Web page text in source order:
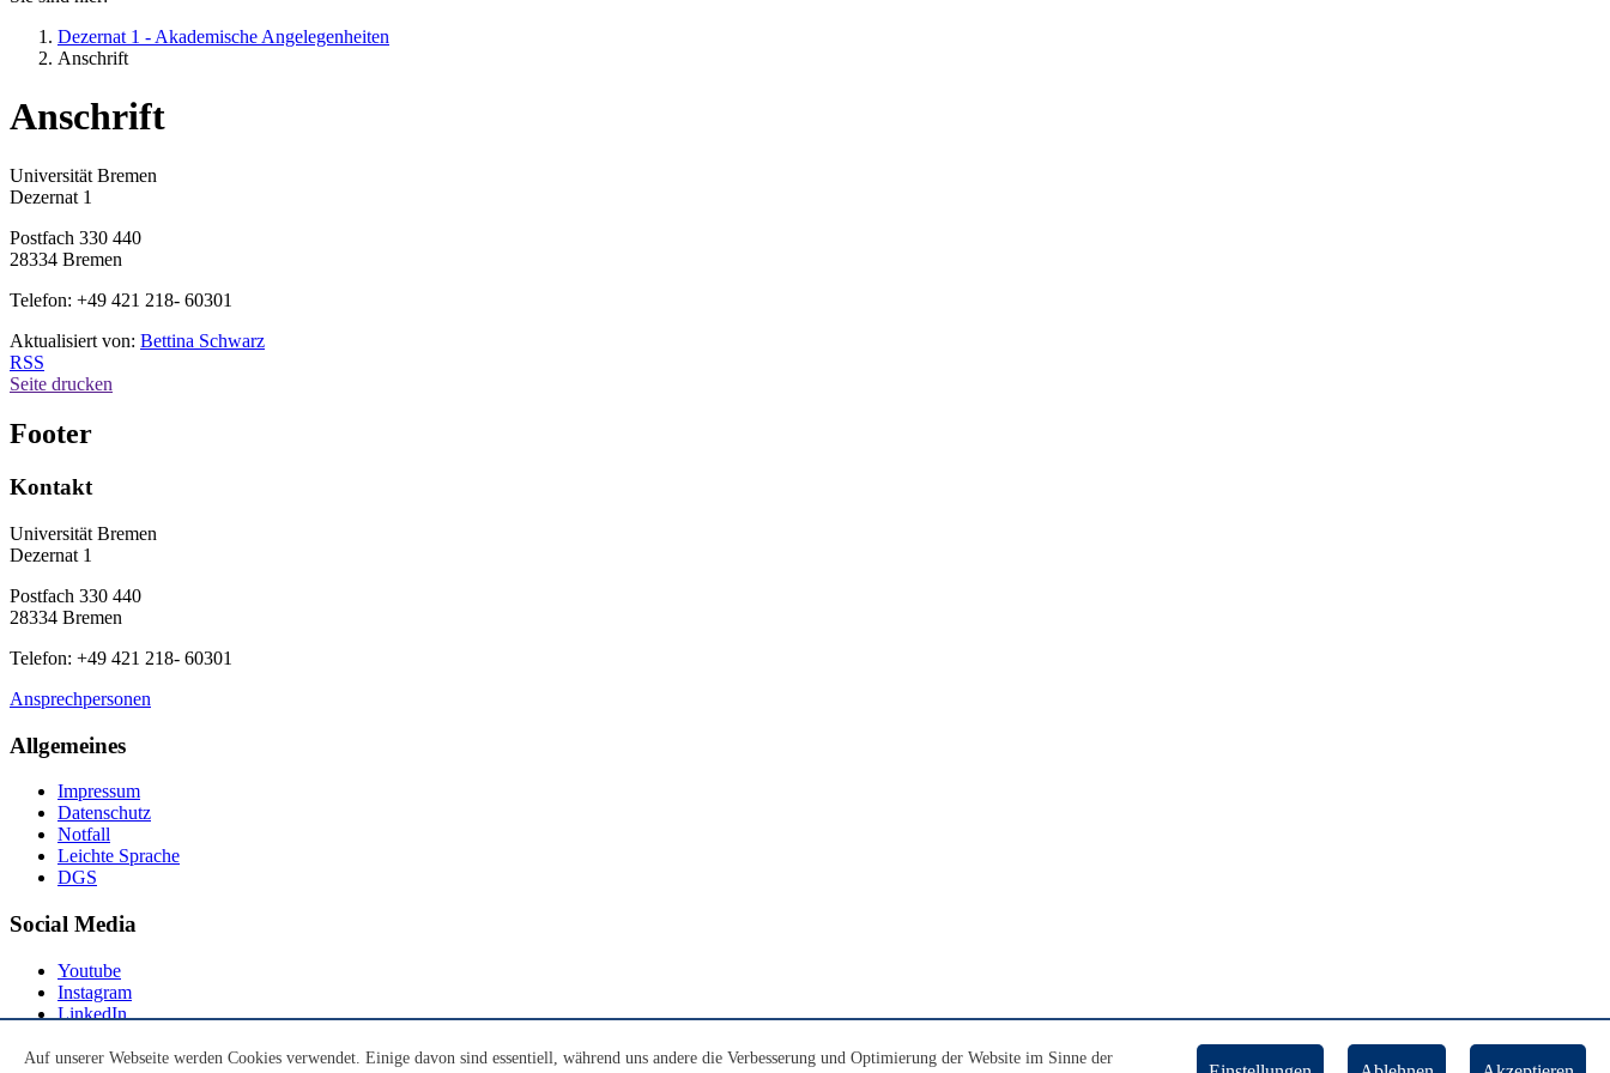
Dezernat 1 - Akademische Angelegenheiten
Anschrift
Anschrift
Universität Bremen
Dezernat 1
Postfach 330 440
28334 Bremen
Telefon: +49 421 218- 60301
Aktualisiert von: Bettina Schwarz
RSS
Seite drucken
Footer
Kontakt
Universität Bremen
Dezernat 1
Postfach 330 440
28334 Bremen
Telefon: +49 421 218- 60301
Ansprechpersonen
Allgemeines
Impressum
Datenschutz
Notfall
Leichte Sprache
DGS
Social Media
Youtube
Instagram
LinkedIn
Auf unserer Webseite werden Cookies verwendet. Einige davon sind essentiell, während uns andere die Verbesserung und Optimierung der Website im Sinne der